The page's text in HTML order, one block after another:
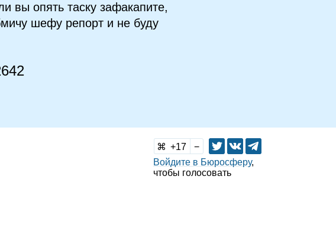
вы опять таску зафакапите,
шефу репорт и не буду
17
Войдите в Бюросферу,
чтобы голосовать